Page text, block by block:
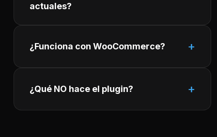
actuales?
¿Funciona con WooCommerce?
¿Qué NO hace el plugin?